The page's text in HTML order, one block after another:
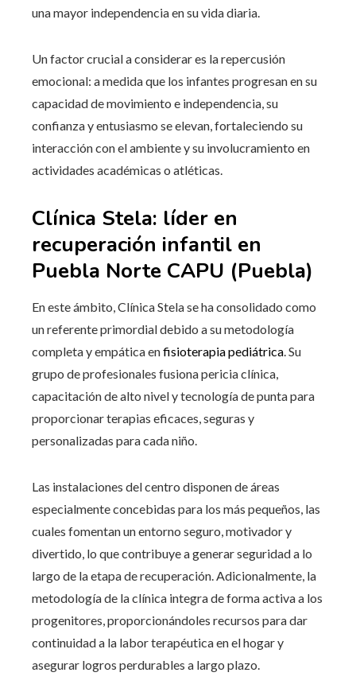
una mayor independencia en su vida diaria.
Un factor crucial a considerar es la repercusión
emocional: a medida que los infantes progresan en su
capacidad de movimiento e independencia, su
confianza y entusiasmo se elevan, fortaleciendo su
interacción con el ambiente y su involucramiento en
actividades académicas o atléticas.
Clínica Stela: líder en
recuperación infantil en
Puebla Norte CAPU (Puebla)
En este ámbito, Clínica Stela se ha consolidado como
un referente primordial debido a su metodología
completa y empática enfisioterapia pediátrica. Su
grupo de profesionales fusiona pericia clínica,
capacitación de alto nivel y tecnología de punta para
proporcionar terapias eficaces, seguras y
personalizadas para cada niño.
Las instalaciones del centro disponen de áreas
especialmente concebidas para los más pequeños, las
cuales fomentan un entorno seguro, motivador y
divertido, lo que contribuye a generar seguridad a lo
largo de la etapa de recuperación. Adicionalmente, la
metodología de la clínica integra de forma activa a los
progenitores, proporcionándoles recursos para dar
continuidad a la labor terapéutica en el hogar y
asegurar logros perdurables a largo plazo.